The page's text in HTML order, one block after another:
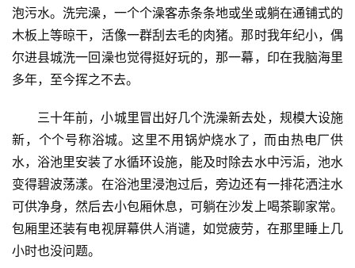
泡污水。洗完澡，一个个澡客赤条条地或坐或躺在通铺式的
木板上等晾干，活像一群刮去毛的肉猪。那时我年纪小，偶
尔进县城洗一回澡也觉得挺好玩的，那一幕，印在我脑海里
多年，至今挥之不去。
三十年前，小城里冒出好几个洗澡新去处，规模大设施
新，个个号称浴城。这里不用锅炉烧水了，而由热电厂供
水，浴池里安装了水循环设施，能及时除去水中污洉，池水
变得碧波荡漾。在浴池里浸泡过后，旁边还有一排花洒注水
可供净身，然后去小包厢休息，可躺在沙发上喝茶聊家常。
包厢里还装有电视屏幕供人消谴，如觉疲劳，在那里睡上几
小时也没问题。